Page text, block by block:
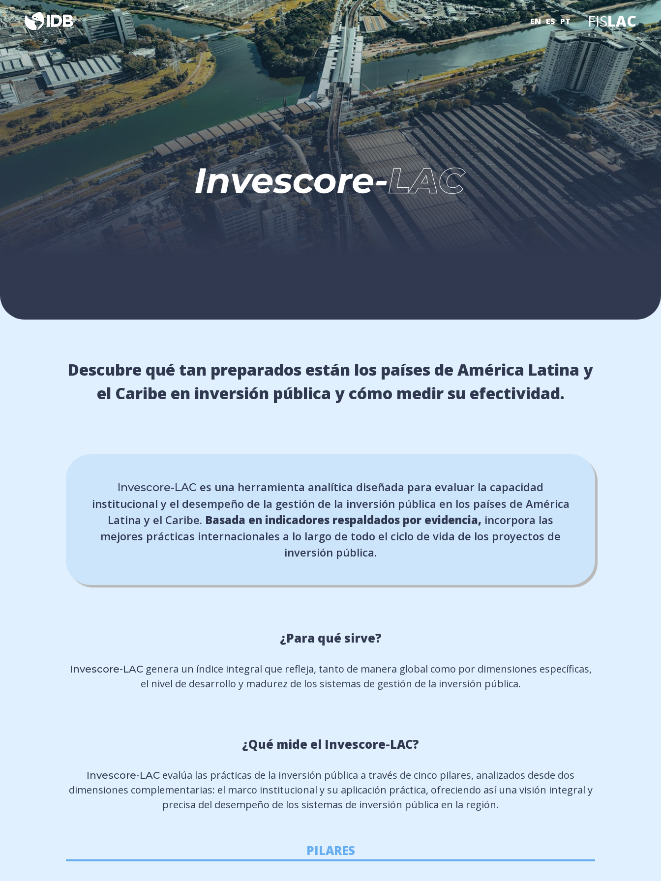
EN ES PT FISLAC
Descubre qué tan preparados están los países de América Latina y
el Caribe en inversión pública y cómo medir su efectividad.
Invescore-LAC es una herramienta analítica diseñada para evaluar la capacidad
institucional y el desempeño de la gestión de la inversión pública en los países de América
Latina y el Caribe. Basada en indicadores respaldados por evidencia, incorpora las
mejores prácticas internacionales a lo largo de todo el ciclo de vida de los proyectos de
inversión pública.
¿Para qué sirve?
Invescore-LACgenera un índice integral que refleja, tanto de manera global como por dimensiones específicas,
el nivel de desarrollo y madurez de los sistemas de gestión de la inversión pública.
¿Qué mide el Invescore-LAC?
Invescore-LAC evalúa las prácticas de la inversión pública a través de cinco pilares, analizados desde dos
dimensiones complementarias: el marco institucional y su aplicación práctica, ofreciendo así una visión integral y
precisa del desempeño de los sistemas de inversión pública en la región.
PILARES